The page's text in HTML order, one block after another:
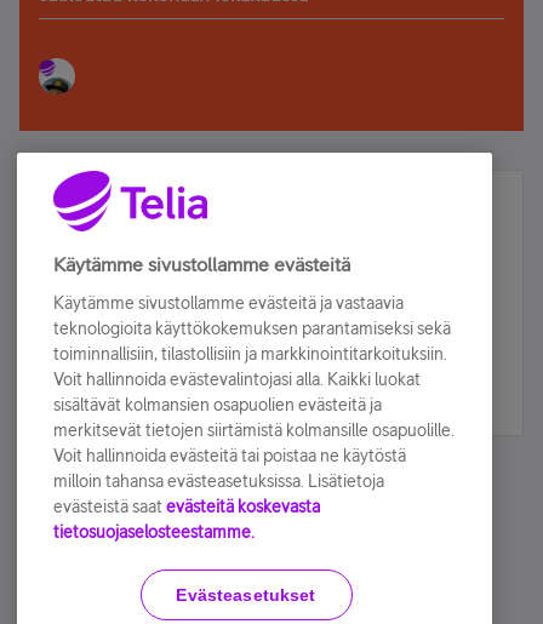
Älä jää paitsi – osallistu ja voita!
Tilaa Telian uutiskirje ja olet mukana arvonnassa.
sähköpostiisi.
Tilaa nyt
Käyttöehdot Accessibility statement
Käytämme sivustollamme evästeitä
Käytämme sivustollamme evästeitä ja vastaavia
teknologioita käyttökokemuksen parantamiseksi sekä
toiminnallisiin, tilastollisiin ja markkinointitarkoituksiin.
Voit hallinnoida evästevalintojasi alla. Kaikki luokat
sisältävät kolmansien osapuolien evästeitä ja
merkitsevät tietojen siirtämistä kolmansille osapuolille.
Voit hallinnoida evästeitä tai poistaa ne käytöstä
milloin tahansa evästeasetuksissa. Lisätietoja
evästeistä saat evästeitä koskevasta
tietosuojaselosteestamme.
Evästeasetukset